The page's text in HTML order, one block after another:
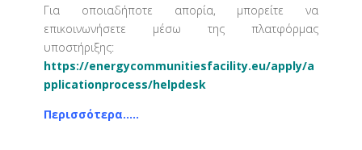
Για οποιαδήποτε απορία, μπορείτε να
επικοινωνήσετε μέσω της πλατφόρμας
υποστήριξης:
https://energycommunitiesfacility.eu/apply/a
pplicationprocess/helpdesk
Περισσότερα…..